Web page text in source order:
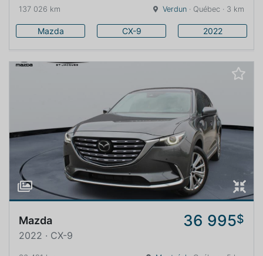
137 026 km Verdun · Québec · 3 km
Mazda CX-9 2022
Mazda 36 995$
2022 · CX-9